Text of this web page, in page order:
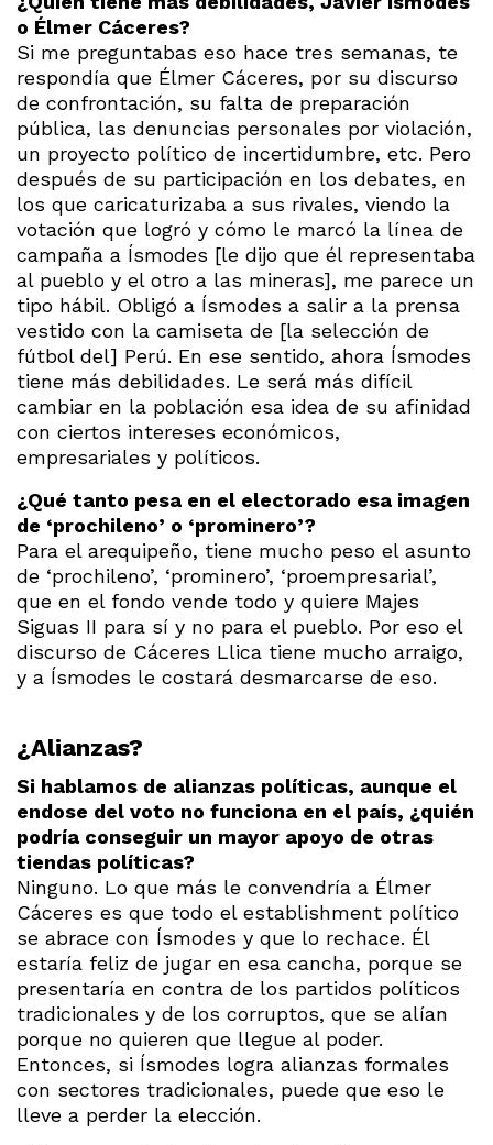
o Élmer Cáceres?
Si me preguntabas eso hace tres semanas, te
respondía que Élmer Cáceres, por su discurso
de confrontación, su falta de preparación
pública, las denuncias personales por violación,
un proyecto político de incertidumbre, etc. Pero
después de su participación en los debates, en
los que caricaturizaba a sus rivales, viendo la
votación que logró y cómo le marcó la línea de
campaña a Ísmodes [le dijo que él representaba
al pueblo y el otro a las mineras], me parece un
tipo hábil. Obligó a Ísmodes a salir a la prensa
vestido con la camiseta de [la selección de
fútbol del] Perú. En ese sentido, ahora Ísmodes
tiene más debilidades. Le será más difícil
cambiar en la población esa idea de su afinidad
con ciertos intereses económicos,
empresariales y políticos.
¿Qué tanto pesa en el electorado esa imagen
de ‘prochileno’ o ‘prominero’?
Para el arequipeño, tiene mucho peso el asunto
de ‘prochileno’, ‘prominero’, ‘proempresarial’,
que en el fondo vende todo y quiere Majes
Siguas II para sí y no para el pueblo. Por eso el
discurso de Cáceres Llica tiene mucho arraigo,
y a Ísmodes le costará desmarcarse de eso.
¿Alianzas?
Si hablamos de alianzas políticas, aunque el
endose del voto no funciona en el país, ¿quién
podría conseguir un mayor apoyo de otras
tiendas políticas?
Ninguno. Lo que más le convendría a Élmer
Cáceres es que todo el establishment político
se abrace con Ísmodes y que lo rechace. Él
estaría feliz de jugar en esa cancha, porque se
presentaría en contra de los partidos políticos
tradicionales y de los corruptos, que se alían
porque no quieren que llegue al poder.
Entonces, si Ísmodes logra alianzas formales
con sectores tradicionales, puede que eso le
lleve a perder la elección.